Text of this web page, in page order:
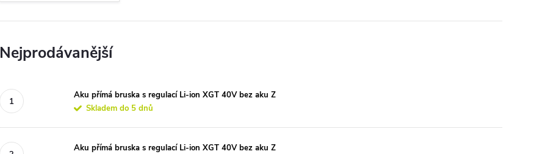
Nejprodávanější
Aku přímá bruska s regulací Li-ion XGT 40V bez aku Z
Skladem do 5 dnů
Aku přímá bruska s regulací Li-ion XGT 40V bez aku Z